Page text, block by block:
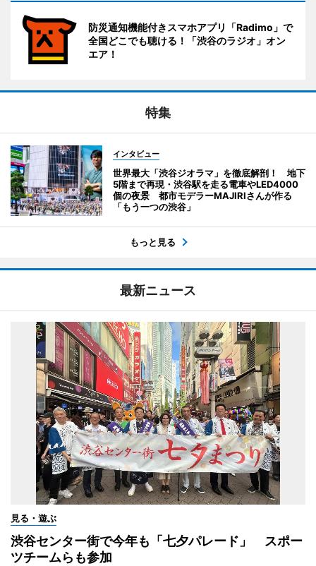
防災通知機能付きスマホアプリ「Radimo」で
全国どこでも聴ける！「渋谷のラジオ」オン
エア！
特集
インタビュー
世界最大「渋谷ジオラマ」を徹底解剖！ 地下
5階まで再現・渋谷駅を走る電車やLED4000
個の夜景 都市モデラーMAJIRIさんが作る
「もう一つの渋谷」
もっと見る
最新ニュース
見る・遊ぶ
渋谷センター街で今年も「七夕パレード」 スポー
ツチームらも参加